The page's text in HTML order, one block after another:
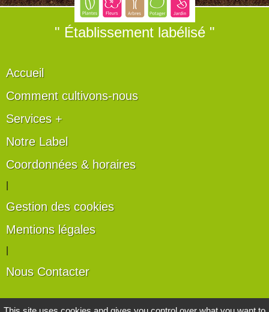
" Établissement labélisé "
Accueil
Comment cultivons-nous
Services +
Notre Label
Coordonnées & horaires
Gestion des cookies
Mentions légales
Nous Contacter